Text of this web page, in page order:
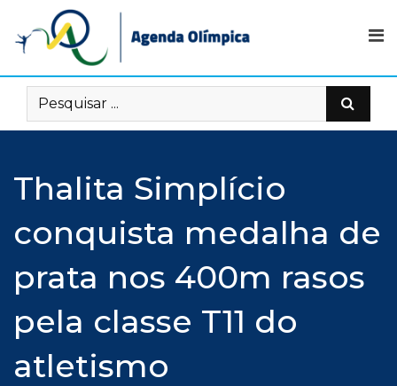
content
Thalita Simplício
conquista medalha de
prata nos 400m rasos
pela classe T11 do
atletismo